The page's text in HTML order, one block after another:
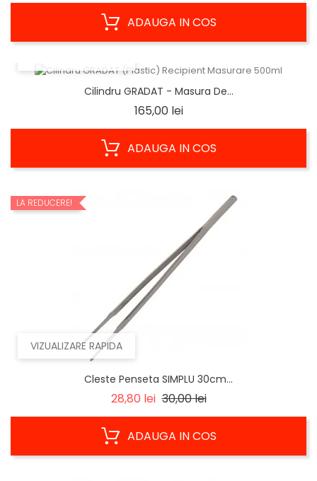
ADAUGA IN COS
Cilindru GRADAT - Masura De...
165,00 leiPret
ADAUGA IN COS
VIZUALIZARE RAPIDA
LA REDUCERE!
Cleste Penseta SIMPLU 30cm...
28,80 lei Regular
30,00 leiPret
ADAUGA IN COS